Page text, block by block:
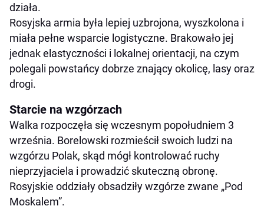
działa.
Rosyjska armia była lepiej uzbrojona, wyszkolona i
miała pełne wsparcie logistyczne. Brakowało jej
jednak elastyczności i lokalnej orientacji, na czym
polegali powstańcy dobrze znający okolicę, lasy oraz
drogi.
Starcie na wzgórzach
Walka rozpoczęła się wczesnym popołudniem 3
września. Borelowski rozmieścił swoich ludzi na
wzgórzu Polak, skąd mógł kontrolować ruchy
nieprzyjaciela i prowadzić skuteczną obronę.
Rosyjskie oddziały obsadziły wzgórze zwane „Pod
Moskalem”.